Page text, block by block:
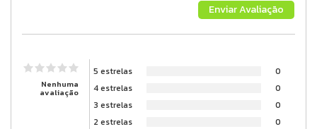
Nenhuma
avaliação
5 estrelas
0
4 estrelas
0
3 estrelas
0
2 estrelas
0